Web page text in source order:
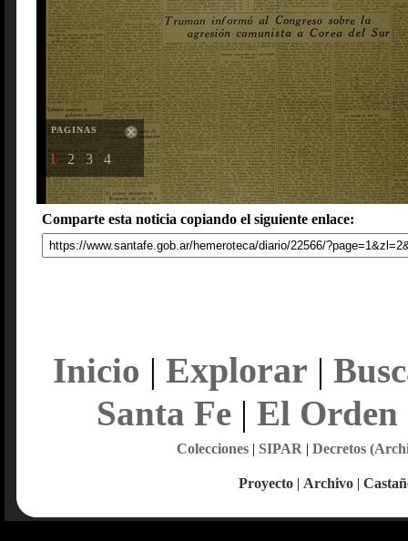
PAGINAS
1 2 3 4
Comparte esta noticia copiando el siguiente enlace:
Inicio | Explorar |
Santa Fe| El Orden
Colecciones| SIPAR | Decretos
Proyecto | Archivo |